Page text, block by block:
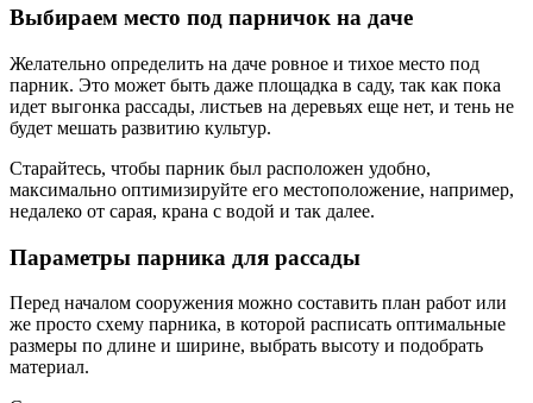
Выбираем место под парничок на даче
Желательно определить на даче ровное и тихое место под
парник. Это может быть даже площадка в саду, так как пока
идет выгонка рассады, листьев на деревьях еще нет, и тень не
будет мешать развитию культур.
Старайтесь, чтобы парник был расположен удобно,
максимально оптимизируйте его местоположение, например,
недалеко от сарая, крана с водой и так далее.
Параметры парника для рассады
Перед началом сооружения можно составить план работ или
же просто схему парника, в которой расписать оптимальные
размеры по длине и ширине, выбрать высоту и подобрать
материал.